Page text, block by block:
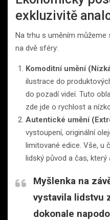
exkluzivitě
Na trhu s uměním můžeme
na dvě sféry:
Komoditní umění
ilustrace do
do pozadí videí. Tuto
zde jde o rychlost a
Autentické umění
vystoupení, originální
limitované edice. Vše, u
lidský původ a čas, který
Myšlenka na
vystavila lidstvu
dokonale